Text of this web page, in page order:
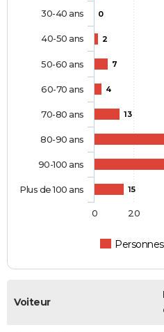
0
2
7
4
13
15
30-40 ans
40-50 ans
50-60 ans
60-70 ans
70-80 ans
80-90 ans
90-100 ans
Plus de 100 ans
0 20
Voiteur